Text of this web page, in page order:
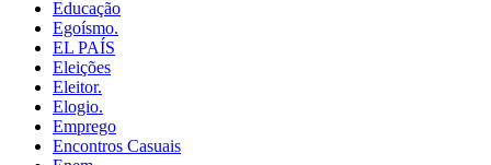
Educação
Egoísmo.
EL PAÍS
Eleições
Eleitor.
Elogio.
Emprego
Encontros Casuais